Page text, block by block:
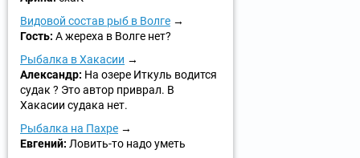
Видовой состав рыб в Волге
Гость: А жереха в Волге нет?
Рыбалка в Хакасии
Александр: На озере Иткуль водится
судак ? Это автор приврал. В
Хакасии судака нет.
Рыбалка на Пахре
Евгений: Ловить-то надо уметь